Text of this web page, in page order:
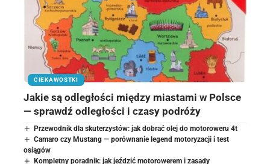
CIEKAWOSTKI
Jakie są odległości między miastami w Polsce
— sprawdź odległości i czasy podróży
Przewodnik dla skuterzystów: jak dobrać olej do motoroweru 4t
Camaro czy Mustang — porównanie legend motoryzacji i test
osiągów
Kompletny poradnik: jak jeździć motorowerem i zasady